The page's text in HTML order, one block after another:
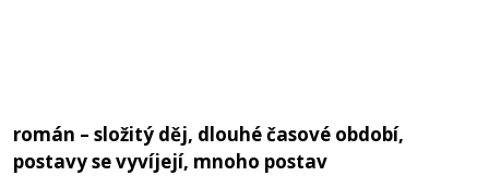
román – složitý děj, dlouhé časové období,
postavy se vyvíjejí, mnoho postav